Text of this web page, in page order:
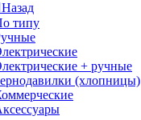
Назад
типу
+ ручные
(хлопницы)